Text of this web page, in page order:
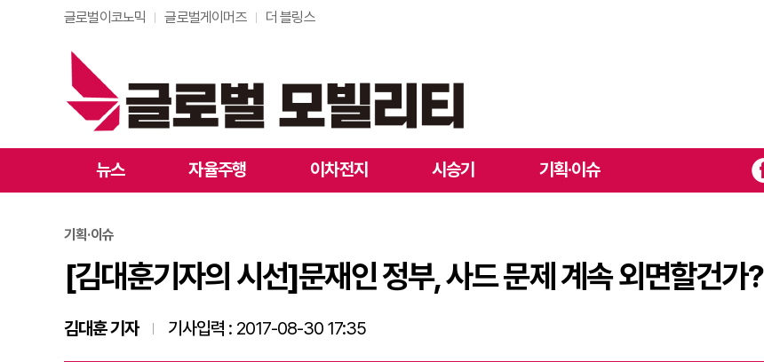
글로벌이코노믹 글로벌게이머즈 더 블링스
뉴스 자율주행 이차전지 시승기 기획·이슈
[김대훈기자의 시선]문재인 정부, 사드 문제 계속 외면할건가?
기획·이슈
[김대훈기자의 시선]문재인 정부, 사드 문제 계속 외면할건가?
김대훈 기자 기사입력 : 2017-08-30 17:35